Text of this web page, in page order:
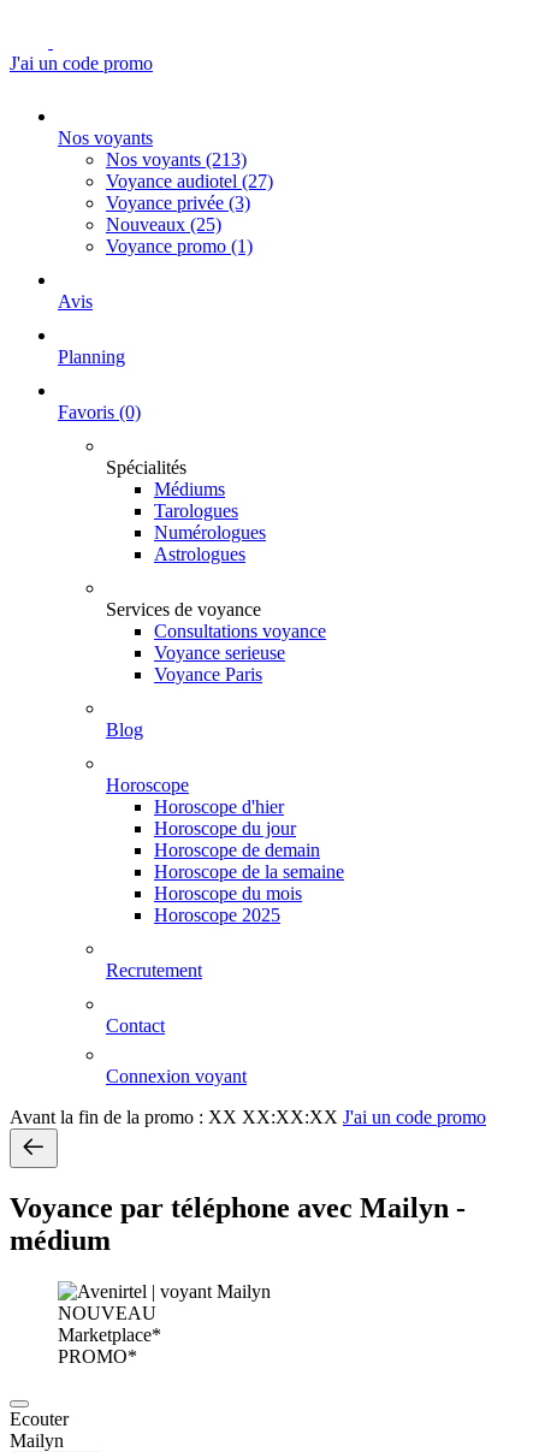
J'ai un code promo
Nos voyants
Nos voyants (213)
Voyance audiotel (27)
Voyance privée (3)
Nouveaux (25)
Voyance promo (1)
Avis
Planning
Favoris (0)
Spécialités
Médiums
Tarologues
Numérologues
Astrologues
Services de voyance
Consultations voyance
Voyance serieuse
Voyance Paris
Blog
Horoscope
Horoscope d'hier
Horoscope du jour
Horoscope de demain
Horoscope de la semaine
Horoscope du mois
Horoscope 2025
Recrutement
Contact
Connexion voyant
Avant la fin de la promo : XX XX:XX:XX J'ai un code promo
Voyance par téléphone avec Mailyn -
médium
NOUVEAU
Marketplace*
PROMO*
Ecouter
Mailyn